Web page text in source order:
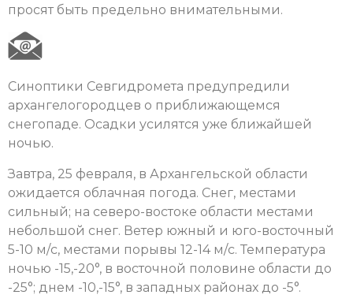
просят быть предельно внимательными.
Синоптики Севгидромета предупредили
архангелогородцев о приближающемся
снегопаде. Осадки усилятся уже ближайшей
ночью.
Завтра, 25 февраля, в Архангельской области
ожидается облачная погода. Снег, местами
сильный; на северо-востоке области местами
небольшой снег. Ветер южный и юго-восточный
5-10 м/с, местами порывы 12-14 м/с. Температура
ночью -15,-20°, в восточной половине области до
-25°; днем -10,-15°, в западных районах до -5°.